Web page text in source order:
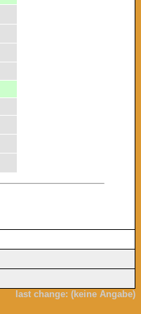
last change: (keine Angabe)